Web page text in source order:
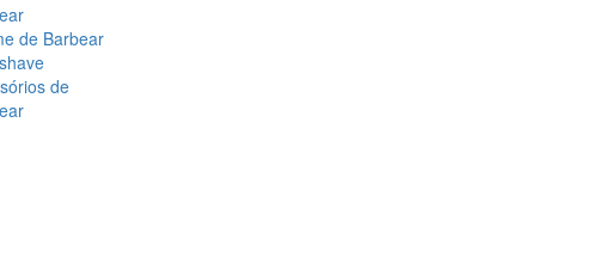
de Barbear
de